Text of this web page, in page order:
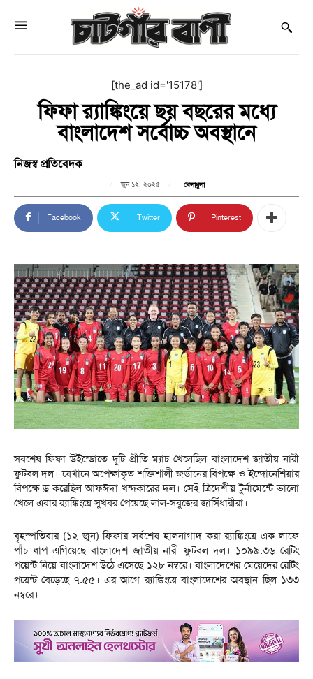
[the_ad id='15178']
ফিফা র‍্যাঙ্কিংয়ে ছয় বছরের মধ্যে
বাংলাদেশ সর্বোচ্চ অবস্থানে
নিজস্ব প্রতিবেদক
জুন ১২, ২০২৫ খেলাধুলা
Facebook Twitter Pinterest
সবশেষ ফিফা উইন্ডোতে দুটি প্রীতি ম্যাচ খেলেছিল বাংলাদেশ জাতীয় নারী
ফুটবল দল। ‎‎যেখানে অপেক্ষাকৃত শক্তিশালী জর্ডানের বিপক্ষে ও ইন্দোনেশিয়ার
বিপক্ষে ড্র করেছিল আফঈদা খন্দকারের দল। সেই ত্রিদেশীয় টুর্নামেন্টে ভালো
খেলে এবার র‍্যাঙ্কিংয়ে সুখবর পেয়েছে লাল-সবুজের জার্সিধারীরা।
বৃহস্পতিবার (১২ জুন) ফিফার সর্বশেষ হালনাগাদ করা র‍্যাঙ্কিংয়ে এক লাফে
পাঁচ ধাপ এগিয়েছে বাংলাদেশ জাতীয় নারী ফুটবল দল। ১০৯৯.৩৬ রেটিং
পয়েন্ট নিয়ে বাংলাদেশ উঠে এসেছে ১২৮ নম্বরে। বাংলাদেশের মেয়েদের রেটিং
পয়েন্ট বেড়েছে ৭.৫৫। এর আগে র‍্যাঙ্কিংয়ে বাংলাদেশের অবস্থান ছিল ১৩৩
নম্বরে।